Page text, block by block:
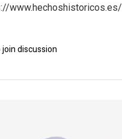
www.hechoshistoricos.es/
discussion